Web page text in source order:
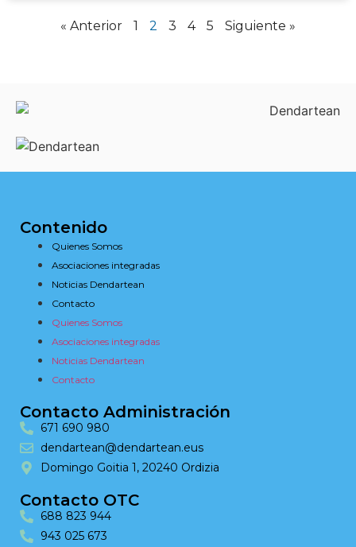
« Anterior 1 2 3 4 5 Siguiente »
Contenido
Quienes Somos
Asociaciones integradas
Noticias Dendartean
Contacto
Quienes Somos
Asociaciones integradas
Noticias Dendartean
Contacto
Contacto Administración
671 690 980
dendartean@dendartean.eus
Domingo Goitia 1, 20240 Ordizia
Contacto OTC
688 823 944
943 025 673